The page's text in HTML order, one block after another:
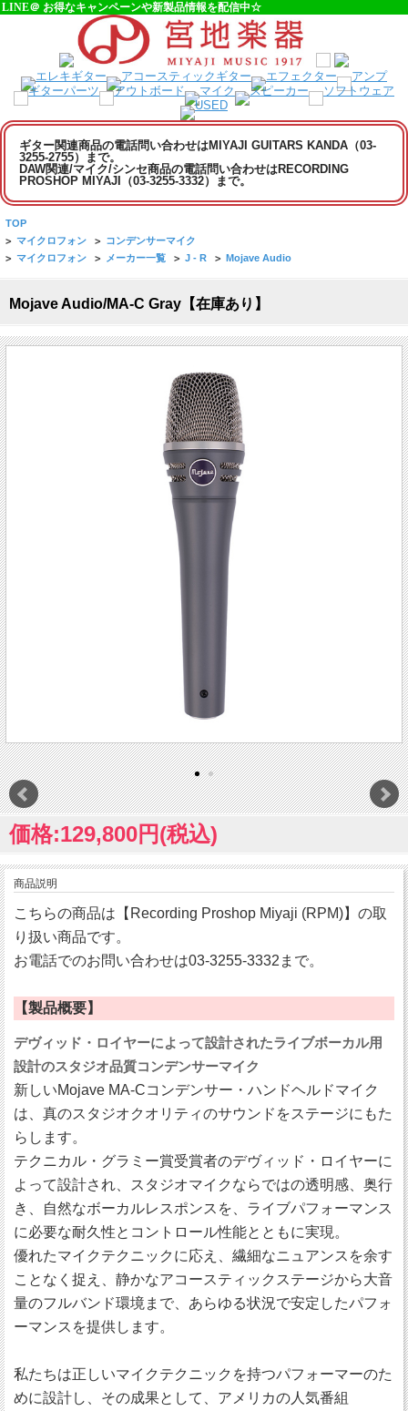
LINE＠ お得なキャンペーンや新製品情報を配信中☆
ギター関連商品の電話問い合わせはMIYAJI GUITARS KANDA（03-
3255-2755）まで。
DAW関連/マイク/シンセ商品の電話問い合わせはRECORDING
PROSHOP MIYAJI（03-3255-3332）まで。
TOP
> マイクロフォン > コンデンサーマイク
> マイクロフォン > メーカー一覧 > J - R > Mojave Audio
Mojave Audio/MA-C Gray【在庫あり】
価格:129,800円(税込)
商品説明
こちらの商品は【Recording Proshop Miyaji (RPM)】の取
り扱い商品です。
お電話でのお問い合わせは03-3255-3332まで。
【製品概要】
デヴィッド・ロイヤーによって設計されたライブボーカル用
設計のスタジオ品質コンデンサーマイク
新しいMojave MA-Cコンデンサー・ハンドヘルドマイク
は、真のスタジオクオリティのサウンドをステージにもた
らします。
テクニカル・グラミー賞受賞者のデヴィッド・ロイヤーに
よって設計され、スタジオマイクならではの透明感、奥行
き、自然なボーカルレスポンスを、ライブパフォーマンス
に必要な耐久性とコントロール性能とともに実現。
優れたマイクテクニックに応え、繊細なニュアンスを余す
ことなく捉え、静かなアコースティックステージから大音
量のフルバンド環境まで、あらゆる状況で安定したパフォ
ーマンスを提供します。
私たちは正しいマイクテクニックを持つパフォーマーのた
めに設計し、その成果として、アメリカの人気番組